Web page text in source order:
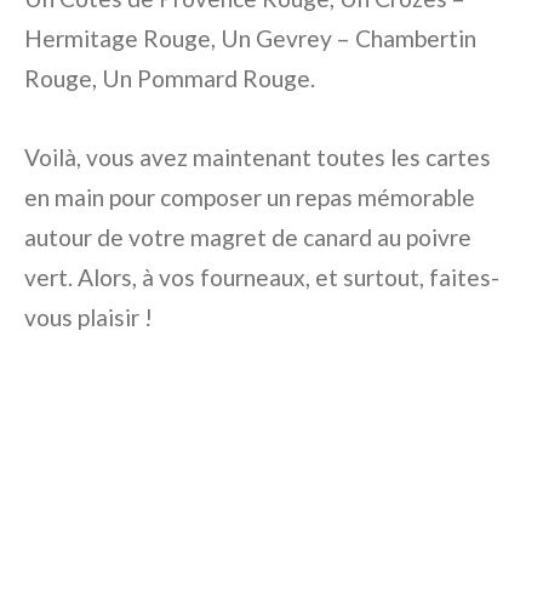
Hermitage Rouge, Un Gevrey – Chambertin
Rouge, Un Pommard Rouge.
Voilà, vous avez maintenant toutes les cartes
en main pour composer un repas mémorable
autour de votre magret de canard au poivre
vert. Alors, à vos fourneaux, et surtout, faites-
vous plaisir !